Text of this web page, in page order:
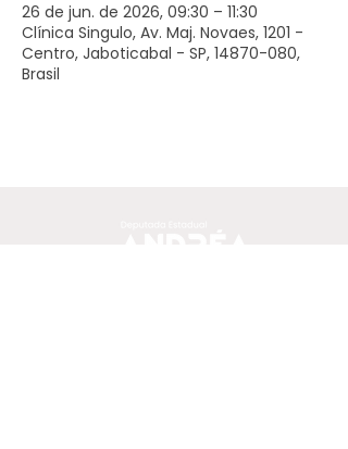
26 de jun. de 2026, 09:30 – 11:30
Clínica Singulo, Av. Maj. Novaes, 1201 -
Centro, Jaboticabal - SP, 14870-080,
Brasil